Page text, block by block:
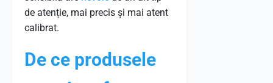
de atenție, mai precis și mai atent
calibrat.
De ce produsele